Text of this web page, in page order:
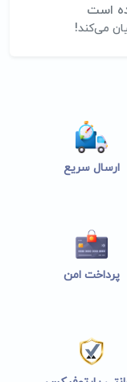
است
می‌کند!
ارسال سریع
پرداخت امن